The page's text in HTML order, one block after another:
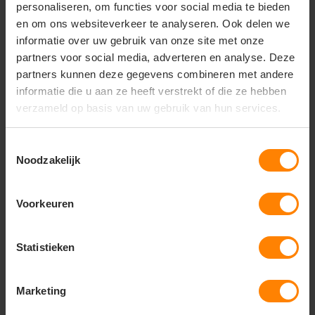
personaliseren, om functies voor social media te bieden
en om ons websiteverkeer te analyseren. Ook delen we
informatie over uw gebruik van onze site met onze
partners voor social media, adverteren en analyse. Deze
partners kunnen deze gegevens combineren met andere
informatie die u aan ze heeft verstrekt of die ze hebben
verzameld op basis van uw gebruik van hun services.
Noodzakelijk
Voorkeuren
Statistieken
Marketing
51
PERSONALISEER
12
PERSONALISEER
Lemon Soda
Unisex Contrast Sweater
Materiaal: Polyester / Katoen
Materiaal: Katoen / Polyester